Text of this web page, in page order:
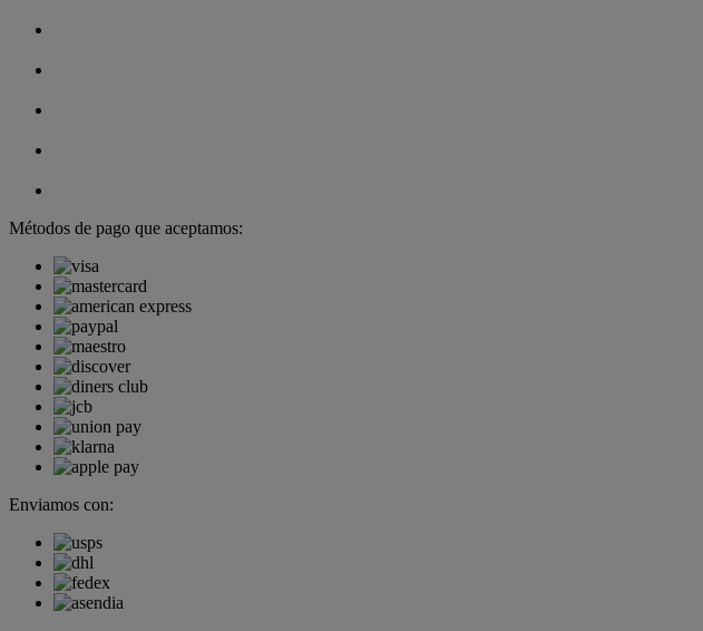
Métodos de pago que aceptamos:
Enviamos con: